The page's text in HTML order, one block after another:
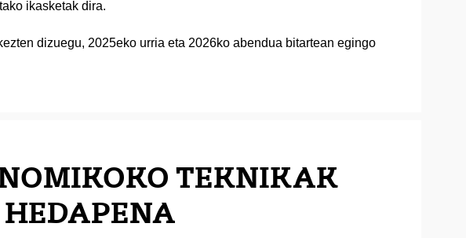
ikasketak dira.
dizuegu, 2025eko urria eta 2026ko abendua bitartean egingo
TEKNIKAK